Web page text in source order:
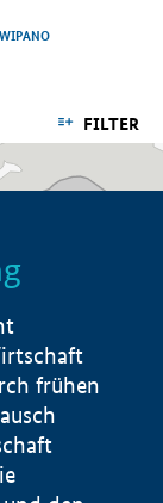
WIPANO
FILTER
frühen